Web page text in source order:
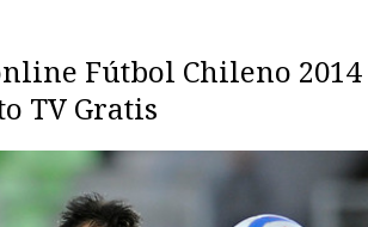
Fútbol Chileno
TV Gratis